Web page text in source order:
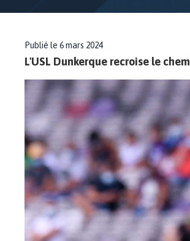
Publié le 6 mars 2024
L'USL Dunkerque recroise le